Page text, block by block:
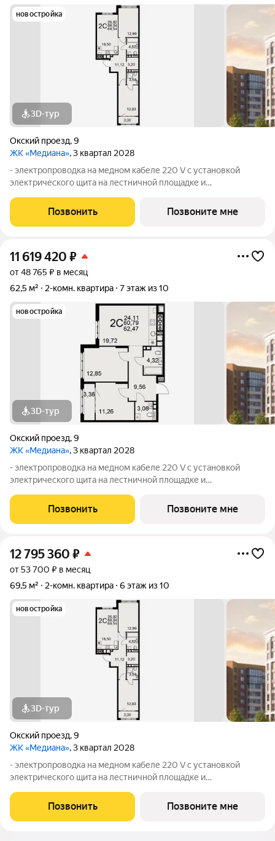
новостройка
3D-тур
Окский проезд,9
ЖК «Медиана», 3 квартал 2028
- электропроводка на медном кабеле 220 V с установкой
электрического щита на лестничной площадке и
стен, кроме стен лоджий, откосов дверных и оконных
проемов, ниш прохождения стояков
Позвонить Позвоните мне
11 619 420 ₽
от 48 765 ₽ в месяц
62,5 м²
2-комн. квартира 7 этаж из 10
новостройка
3D-тур
Окский проезд,9
ЖК «Медиана», 3 квартал 2028
- электропроводка на медном кабеле 220 V с установкой
электрического щита на лестничной площадке и
стен, кроме стен лоджий, откосов дверных и оконных
проемов, ниш прохождения стояков
Позвонить Позвоните мне
12 795 360 ₽
от 53 700 ₽ в месяц
69,5 м²
2-комн. квартира 6 этаж из 10
новостройка
3D-тур
Окский проезд,9
ЖК «Медиана», 3 квартал 2028
- электропроводка на медном кабеле 220 V с установкой
электрического щита на лестничной площадке и
стен, кроме стен лоджий, откосов дверных и оконных
проемов, ниш прохождения стояков
Позвонить Позвоните мне